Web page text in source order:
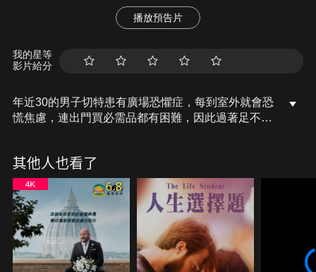
播放預告片
我的星等
影片給分
年近30的男子切特患有廣場恐懼症，每到室外就會恐
慌焦慮，連出門買必需品都有困難，因此過著足不出
人罪正在坐牢的老公。這兩個問題一籮筐的邊緣人因
緣際會成為室友，起初毫無交集的他們逐漸建立起深
厚友誼，不僅幫助彼此克服障礙，甚至埋下戀情的種
子...
其他人也看了
6.8